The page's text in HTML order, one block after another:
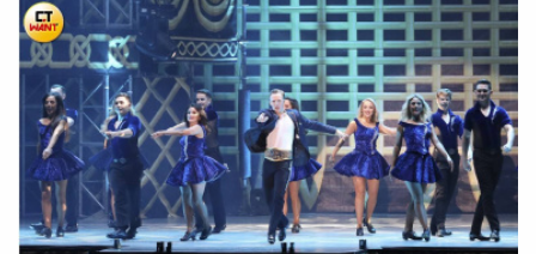
點便儘量靠近逃生處。」
的人應該不多了」、「大家都用口水沾牌」、「每次玩大概
半小時手就要抽筋了，還被阿嬤催快點」、「老人家的庫洛
牌」。據了解，四色牌 源自於中國象棋，一度盛行於兩岸及
東南亞，在台灣又被稱為九支仔、十胡、四色番，共有4種
顏色，玩法多元，但曾因涉及賭博而被查禁。